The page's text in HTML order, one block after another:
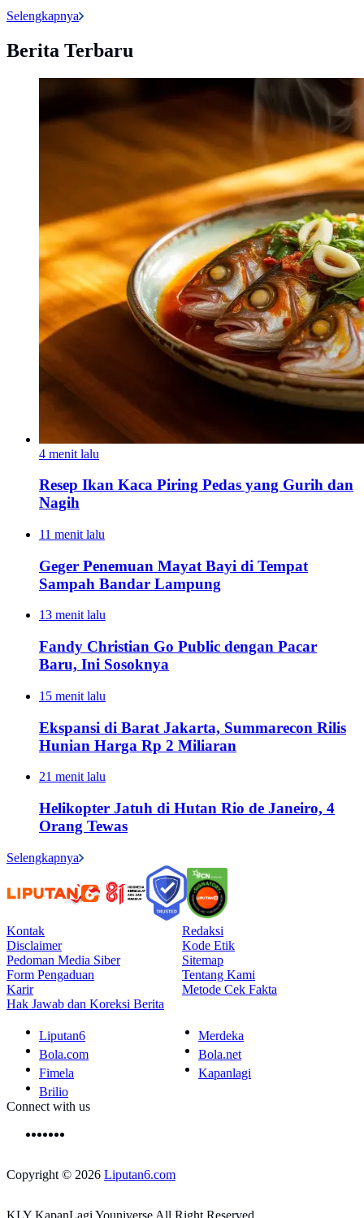
Selengkapnya
Berita Terbaru
4 menit lalu
Resep Ikan Kaca Piring Pedas yang Gurih dan
Nagih
11 menit lalu
Geger Penemuan Mayat Bayi di Tempat
Sampah Bandar Lampung
13 menit lalu
Fandy Christian Go Public dengan Pacar
Baru, Ini Sosoknya
15 menit lalu
Ekspansi di Barat Jakarta, Summarecon Rilis
Hunian Harga Rp 2 Miliaran
21 menit lalu
Helikopter Jatuh di Hutan Rio de Janeiro, 4
Orang Tewas
Selengkapnya
Kontak
Redaksi
Disclaimer
Kode Etik
Pedoman Media Siber
Sitemap
Form Pengaduan
Tentang Kami
Karir
Metode Cek Fakta
Hak Jawab dan Koreksi Berita
Liputan6
Merdeka
Bola.com
Bola.net
Fimela
Kapanlagi
Brilio
Connect with us
Copyright © 2026 Liputan6.com
KLY KapanLagi Youniverse All Right Reserved.